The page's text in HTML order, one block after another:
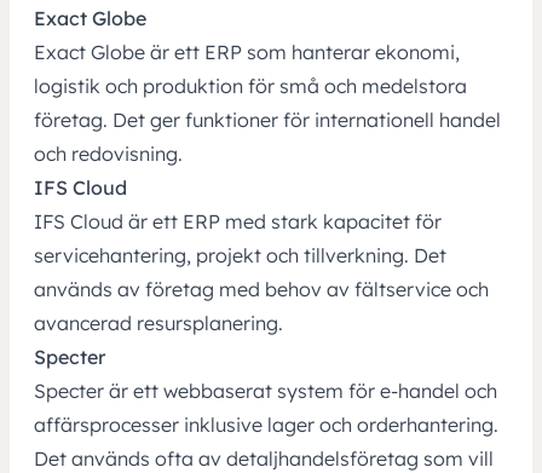
Exact Globe
Exact Globe är ett ERP som hanterar ekonomi,
logistik och produktion för små och medelstora
företag. Det ger funktioner för internationell handel
och redovisning.
IFS Cloud
IFS Cloud är ett ERP med stark kapacitet för
servicehantering, projekt och tillverkning. Det
används av företag med behov av fältservice och
avancerad resursplanering.
Specter
Specter är ett webbaserat system för e‑handel och
affärsprocesser inklusive lager och orderhantering.
Det används ofta av detaljhandelsföretag som vill